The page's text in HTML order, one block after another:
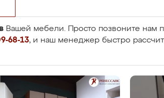
Вашей мебели. Просто позвоните нам
68-13, и наш менеджер быстро